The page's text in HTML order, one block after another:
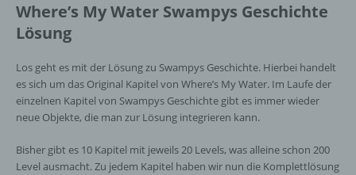
Where’s My Water Swampys Geschichte
Lösung
Los geht es mit der Lösung zu Swampys Geschichte. Hierbei handelt
es sich um das Original Kapitel von Where’s My Water. Im Laufe der
einzelnen Kapitel von Swampys Geschichte gibt es immer wieder
neue Objekte, die man zur Lösung integrieren kann.
Bisher gibt es 10 Kapitel mit jeweils 20 Levels, was alleine schon 200
Level ausmacht. Zu jedem Kapitel haben wir nun die Komplettlösung